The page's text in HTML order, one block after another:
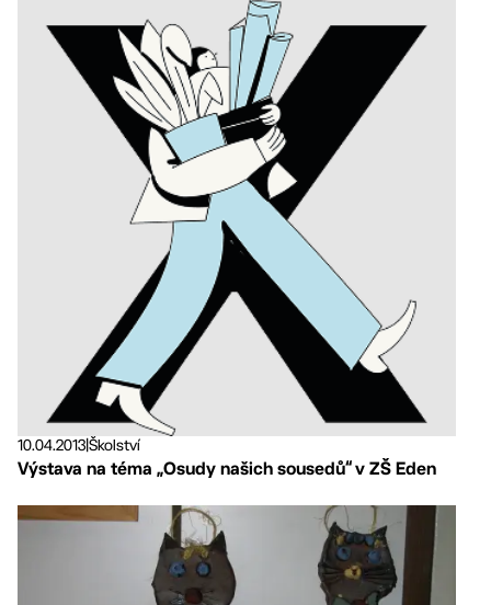
10.04.2013|Školství
Výstava na téma „Osudy našich sousedů“ v ZŠ Eden